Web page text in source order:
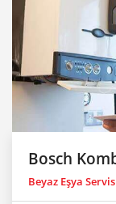
Bosch
Beyaz Eşya